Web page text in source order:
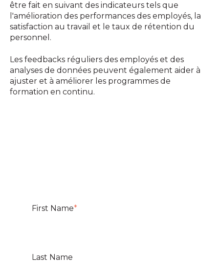
être fait en suivant des indicateurs tels que
l'amélioration des performances des employés, la
satisfaction au travail et le taux de rétention du
personnel.
Les feedbacks réguliers des employés et des
analyses de données peuvent également aider à
ajuster et à améliorer les programmes de
formation en continu.
First Name*
Last Name